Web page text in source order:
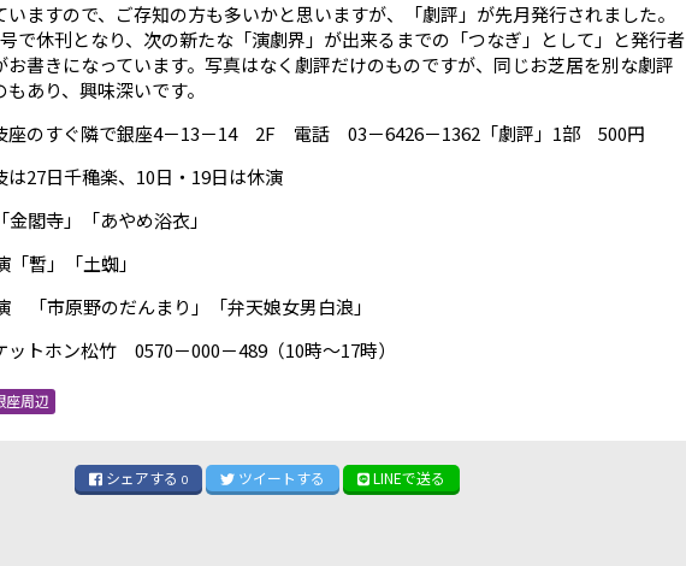
ますので、ご存知の方も多いかと思いますが、「劇評」が先月発行されました。
号で休刊となり、次の新たな「演劇界」が出来るまでの「つなぎ」として」と発行者
お書きになっています。写真はなく劇評だけのものですが、同じお芝居を別な劇評
あり、興味深いです。
座のすぐ隣で銀座4－13－14 2F 電話 03－6426－1362「劇評」1部 500円
は27日千穐楽、10日・19日は休演
閣寺」「あやめ浴衣」
暫」「土蜘」
「市原野のだんまり」「弁天娘女男白浪」
ットホン松竹 0570－000－489（10時～17時）
座周辺
シェアする 0 ツイートする LINEで送る